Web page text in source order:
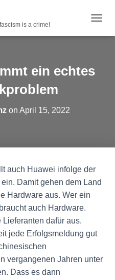
is a crime!
ein echtes
on April 15, 2022
auch Huawei infolge der
Damit gehen dem Land
Hardware aus. Wer ein
auch Hardware.
dafür aus.
jede Erfolgsmeldung gut
vergangenen Jahren unter
Dass es dann